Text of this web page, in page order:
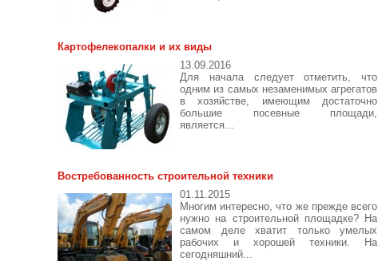
Картофелекопалки и их виды
13.09.2016
Для начала следует отметить, что
одним из самых незаменимых агрегатов
в хозяйстве, имеющим достаточно
большие посевные площади,
является...
Востребованность строительной техники
01.11.2015
Многим интересно, что же прежде всего
нужно на строительной площадке? На
самом деле хватит только умелых
рабочих и хорошей техники. На
сегодняшний...